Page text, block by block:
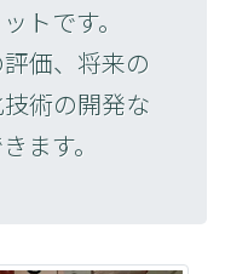
トです。
価、将来の
術の開発な
ます。